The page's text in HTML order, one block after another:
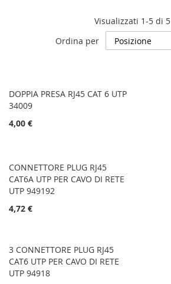
Visualizzati 1-5 di 5
Ordina per
DOPPIA PRESA RJ45 CAT 6 UTP
34009
4,00 €
CONNETTORE PLUG RJ45
CAT6A UTP PER CAVO DI RETE
UTP 949192
4,72 €
3 CONNETTORE PLUG RJ45
CAT6 UTP PER CAVO DI RETE
UTP 94918